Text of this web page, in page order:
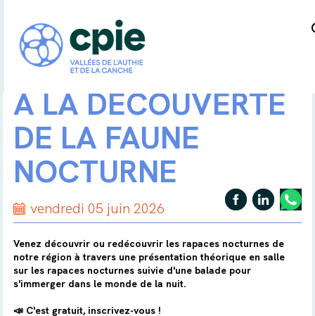
A LA DÉCOUVERTE
DE LA FAUNE
NOCTURNE
vendredi 05 juin 2026
Venez découvrir ou redécouvrir les rapaces nocturnes de
notre région à travers une présentation théorique en salle
sur les rapaces nocturnes suivie d'une balade pour
s'immerger dans le monde de la nuit.
📣 C'est gratuit, inscrivez-vous !